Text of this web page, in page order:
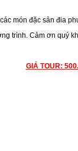
món đặc sản đia
trình. Cảm ơn quý
GIÁ TOUR: